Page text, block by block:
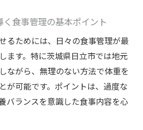
境を活かした食事管理術
防ぐダイエット習慣のコツ
理で健康的な体重維持を実現
活用したリバウンド予防策
ダイエット食事術とは
目標達成に役立つ食事術の実践
食事管理の基本ポイント
るためには、日々の食事管理が最
ます。特に茨城県日立市では地元
ながら、無理のない方法で体重を
が可能です。ポイントは、過度な
バランスを意識した食事内容を心